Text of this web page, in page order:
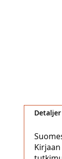
tillDetaljer